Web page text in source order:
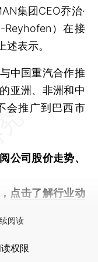
集团CEO乔治·
）在接
表示。
中国重汽合作推
亚洲、非洲和中
会推广到巴西市
公司股价走势、
点击了解行业动
阅读
权限